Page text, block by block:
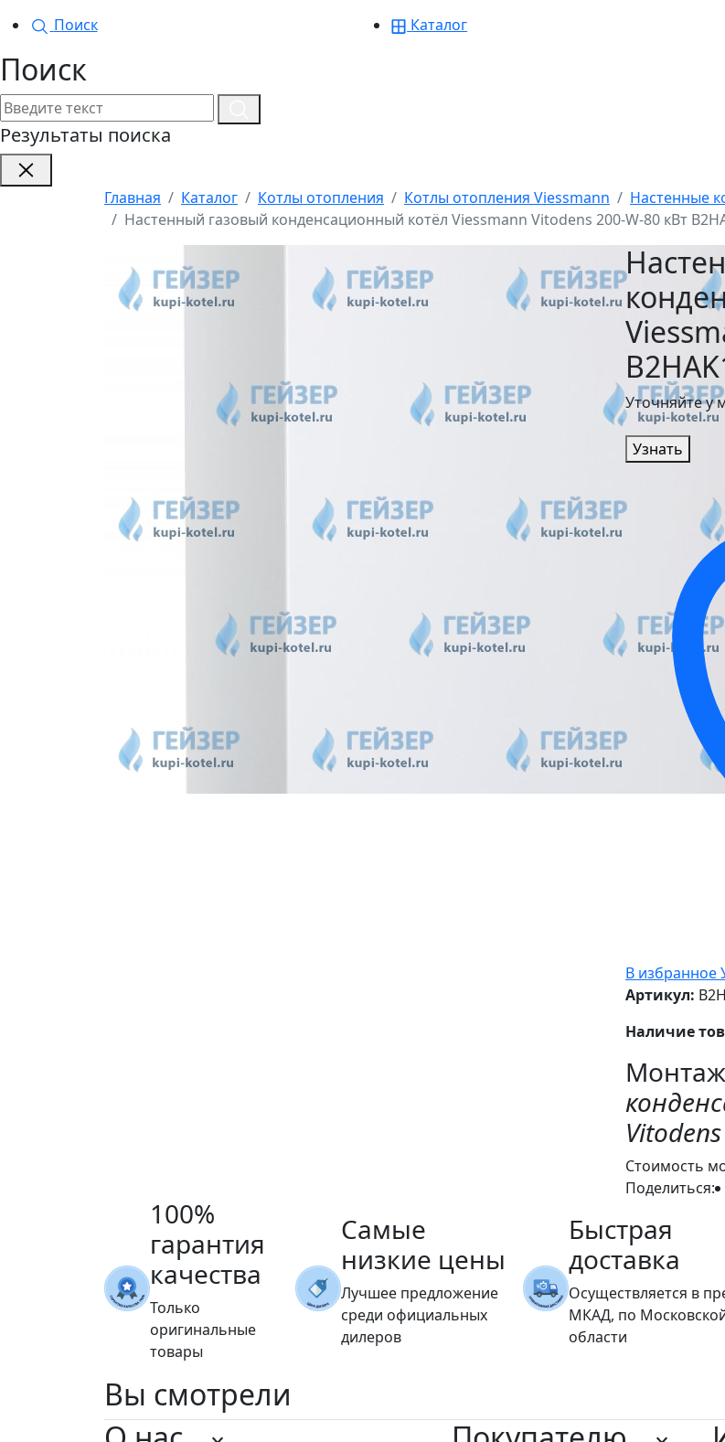
Поиск
Каталог
Поиск
Результаты поиска
Главная Каталог Котлы отопления Котлы отопления Viessmann
Настенные
Настенный газовый конденсационный котёл Viessmann Vitodens 200-W-80 кВт
Уточняйте у
Узнать
В избранное
Артикул:
Наличие
Монтаж
Стоимость
Поделиться:
100%
гарантия
качества
Только
оригинальные
товары
Самые
низкие цены
Лучшее предложение
среди официальных
дилеров
Быстрая
доставка
Осуществляется в
МКАД, по
области
Вы смотрели